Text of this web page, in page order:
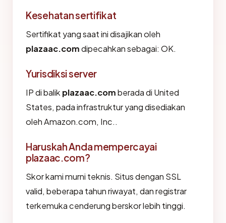
Kesehatan sertifikat
Sertifikat yang saat ini disajikan oleh
plazaac.comdipecahkan sebagai: OK.
Yurisdiksi server
IP di balik plazaac.comberada di United
States, pada infrastruktur yang disediakan
oleh Amazon.com, Inc..
Haruskah Anda mempercayai
plazaac.com?
Skor kami murni teknis. Situs dengan SSL
valid, beberapa tahun riwayat, dan registrar
terkemuka cenderung berskor lebih tinggi.